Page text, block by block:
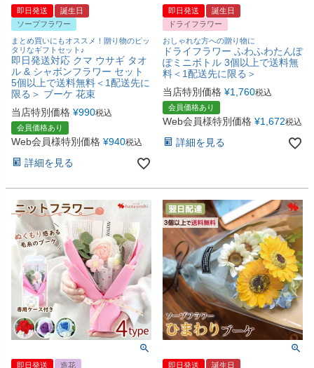
即日発送
誕生日
ソープフラワー
まとめ買いにもオススメ！贈り物のピッ
タリなギフトセット♪
即日発送対応 クマ ウサギ タオ
ル & シャボンフラワー セット
5個以上で送料無料＜1配送先に
限る＞ ブーケ 花束
当店特別価格 ¥990税込
会員価格あり
Web会員様特別価格 ¥940税込
詳細を見る
即日発送
誕生日
ドライフラワー
おしゃれな方への贈り物に
ドライフラワー ふわふわたんぽ
ぽミニボトル 3個以上で送料無
料＜1配送先に限る＞
当店特別価格 ¥1,760税込
会員価格あり
Web会員様特別価格 ¥1,672税込
詳細を見る
即日発送
造花
即日発送
誕生日